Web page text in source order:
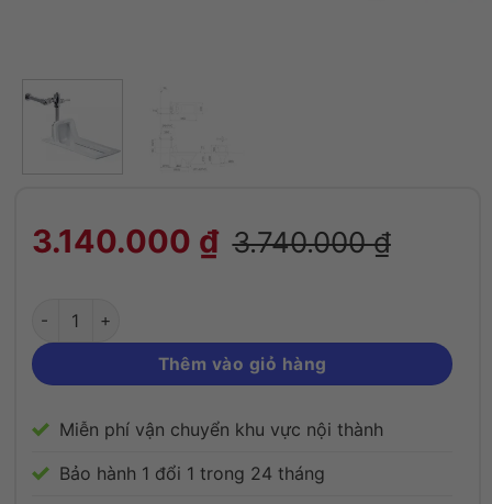
3.140.000 ₫ 3.740.000₫
Xí xổm Caesar C1250/BF523 hình chữ
Thêm vào giỏ hàng
Miễn phí vận chuyển khu vực nội thành
Bảo hành 1 đổi 1 trong 24 tháng